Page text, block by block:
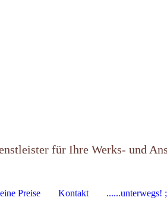
für Ihre Werks- und
Preise Kontakt ......unterwegs!